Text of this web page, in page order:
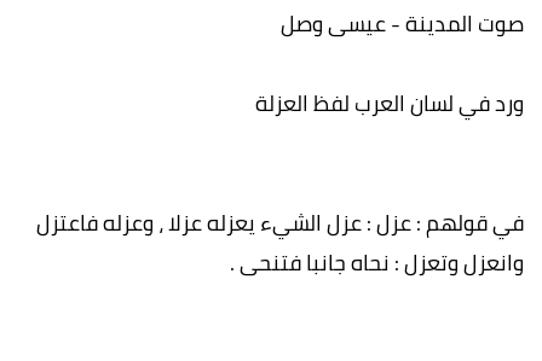
صوت المدينة - عيسى وصل
ورد في لسان العرب لفظ العزلة
في قولهم : عزل : عزل الشيء يعزله عزلا ، وعزله فاعتزل
وانعزل وتعزل : نحاه جانبا فتنحى .